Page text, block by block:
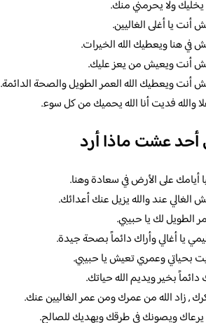
يخليك ولا يحرمني منك.
أنت يا أغلى الغاليين.
في هنا ويعطيك الله الخيرات.
أنت ويعيش من يعز عليك.
أنت ويعطيك الله العمر الطويل والصحة الدائمة.
والله فديت أنا الله يحميك من كل سوء.
أحد عشت ماذا أرد
أيامك على الأرض في سعادة وهنا.
الغالي عند والله يزيل عنك أعدائك.
الطويل لك يا حبيبي.
يا أغالي وأراك دائماً بصحة جيدة.
بحياتي وعمري تعيش يا حبيبي.
دائماً بخير ويديم الله حياتك.
, زاد الله من عمرك ومن عمر الغاليين عنك.
يرعاك ويصونك في طرقك ويهديك للصالح.